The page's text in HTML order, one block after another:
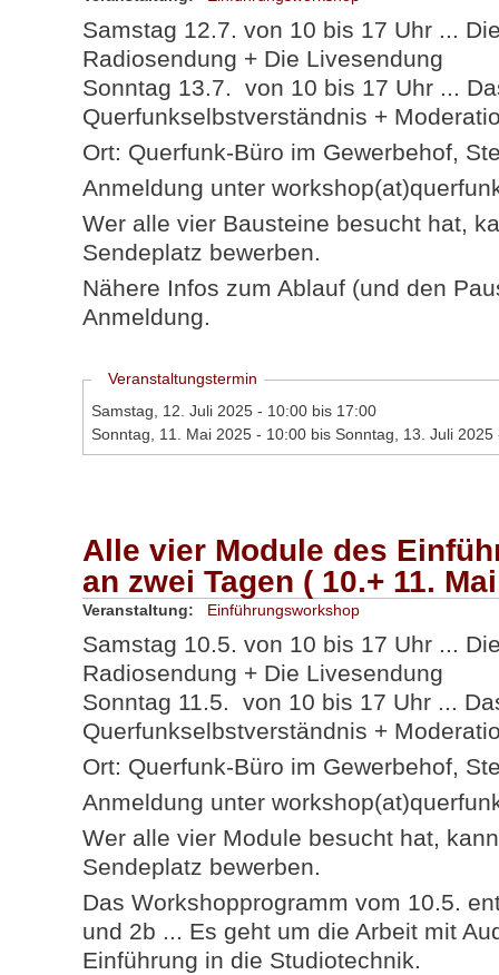
Samstag 12.7. von 10 bis 17 Uhr ...
Radiosendung + Die Livesendung
Sonntag 13.7. von 10 bis 17 Uhr ...
Querfunkselbstverständnis +
Ort: Querfunk-Büro im Gewerbehof,
Anmeldung unter
Wer alle vier Bausteine besucht hat,
Sendeplatz bewerben.
Nähere Infos zum Ablauf (und den
Anmeldung.
Ausblenden
Veranstaltungstermin
Samstag, 12. Juli 2025 - 10:00 bis 17:00
Sonntag, 11. Mai 2025 - 10:00 bis Sonntag, 13. Juli 2025
Alle vier Module des
an zwei Tagen ( 10.+ 11.
Veranstaltung: Einführungsworkshop
Samstag 10.5. von 10 bis 17 Uhr ...
Radiosendung + Die Livesendung
Sonntag 11.5. von 10 bis 17 Uhr ...
Querfunkselbstverständnis +
Ort: Querfunk-Büro im Gewerbehof,
Anmeldung unter
Wer alle vier Module besucht hat,
Sendeplatz bewerben.
Das Workshopprogramm vom 10.5.
und 2b ... Es geht um die Arbeit mit
Einführung in die Studiotechnik.